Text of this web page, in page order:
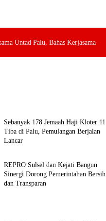
Untad Palu, Bahas Kerjasama
Sebanyak 178 Jemaah Haji Kloter 11
Tiba di Palu, Pemulangan Berjalan
Lancar
REPRO Sulsel dan Kejati Bangun
Sinergi Dorong Pemerintahan Bersih
dan Transparan